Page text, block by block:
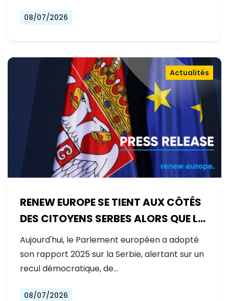
08/07/2026
RENEW EUROPE SE TIENT AUX CÔTÉS
DES CITOYENS SERBES ALORS QUE LE
GOUVERNEMENT RECULE SUR LES
RÉFORMES
Actualités
Aujourd'hui, le Parlement européen a adopté
son rapport 2025 sur la Serbie, alertant sur un
recul démocratique, de…
08/07/2026